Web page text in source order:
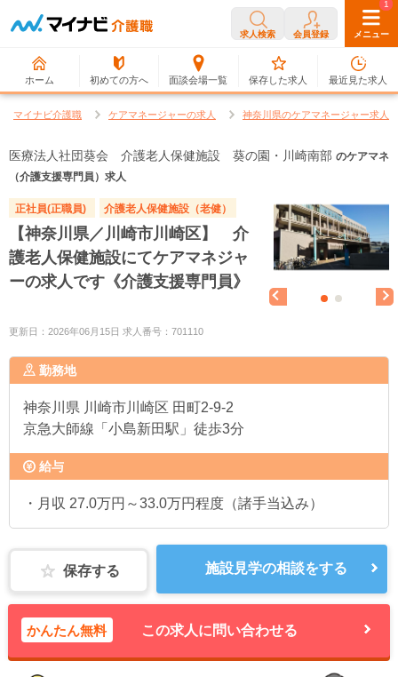
求人検索 会員登録 メニュー
ホーム 初めての方へ 面談会場一覧
0
保存した求人
1
最近見た求人
マイナビ介護職 ケアマネージャーの求人 神奈川県のケアマネージャー求人
医療法人社団葵会 介護老人保健施設 葵の園・川崎南部 のケアマネ
（介護支援専門員）求人
正社員(正職員) 介護老人保健施設（老健）
【神奈川県／川崎市川崎区】 介
護老人保健施設にてケアマネジャ
ーの求人です《介護支援専門員》
更新日：2026年06月15日 求人番号：701110
勤務地
神奈川県 川崎市川崎区 田町2-9-2
京急大師線「小島新田駅」徒歩3分
給与
・月収 27.0万円～33.0万円程度（諸手当込み）
保存する 施設見学の相談をする
かんたん無料 この求人に問い合わせる